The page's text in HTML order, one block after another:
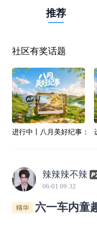
推荐
社区有奖话题
进行中丨八月美好纪事：
辣辣辣不辣
06-01 09:32
六一车内童